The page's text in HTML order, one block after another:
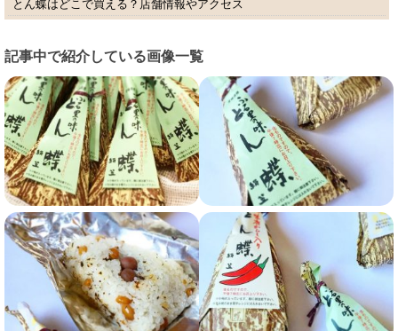
とん蝶はどこで買える？店舗情報やアクセス
記事中で紹介している画像一覧